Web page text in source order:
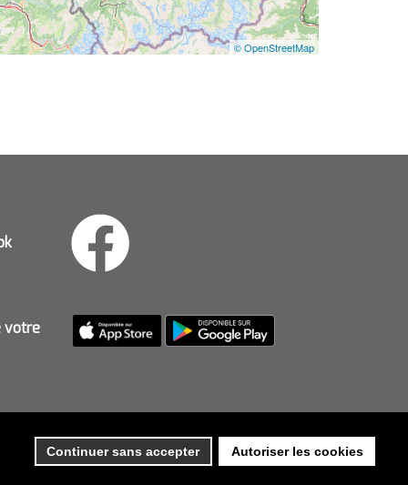
Continuer sans accepter Autoriser les cookies
© OpenStreetMap
votre
PLAN DU SITE-ACCES PRIVE